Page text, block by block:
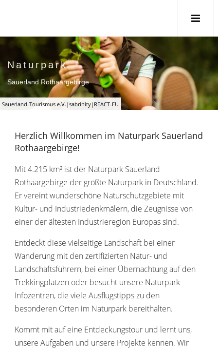
Sauerland-Tourismus e.V.|sabrinity|REACT-EU
Naturpark
Sauerland Rothaargebirge
Herzlich Willkommen im Naturpark Sauerland
Rothaargebirge!
Mit 4.215 km² ist der Naturpark Sauerland
Rothaargebirge der größte Naturpark in Deutschland.
Er vereint wunderschöne Naturschutzgebiete mit
Kultur- und Industriedenkmälern, die Zeugnisse von
einer der ältesten Industrieregion Europas sind.
Entdeckt diese vielseitige Landschaft bei einer
Wanderung mit den zertifizierten Natur- und
Landschaftsführern, bei einer Übernachtung auf den
Trekkingplätzen oder besucht unsere Naturpark-
Infozentren, die viele Ausflugstipps zu den
besonderen Orten im Naturpark bereithalten.
Kommt mit auf eine Entdeckungstour und lernt uns,
unsere Aufgaben und unsere Projekte kennen. Wir